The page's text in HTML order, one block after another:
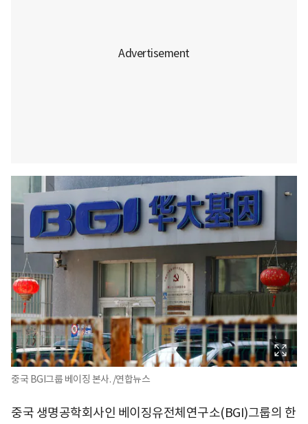
중국 BGI그룹 베이징 본사. /연합뉴스
중국 생명공학회사인 베이징유전체연구소(BGI)그룹의 한